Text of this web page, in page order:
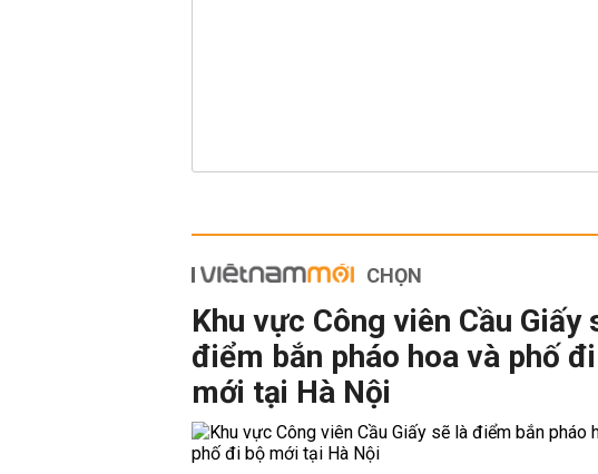
CHỌN
Khu vực Công viên Cầu Giấy
điểm bắn pháo hoa và phố
mới tại Hà Nội